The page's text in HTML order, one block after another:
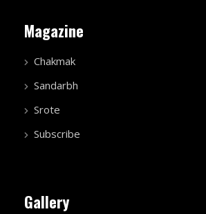
Magazine
Chakmak
Sandarbh
Srote
Subscribe
Gallery